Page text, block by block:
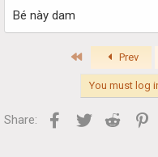
Bé này dam
First Prev
You must log
Share: Facebook
Twitter Reddit